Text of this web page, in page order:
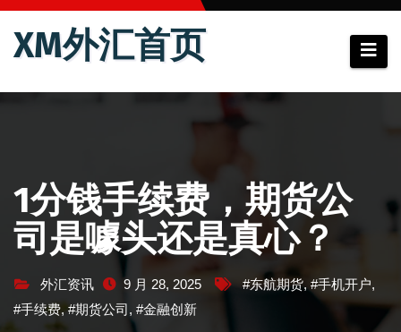
跳
XM外汇首页
1分钱手续费，期货公
司是噱头还是真心？
外汇资讯 9 月 28, 2025 #东航期货, #手机开户,
#手续费,#期货公司, #金融创新